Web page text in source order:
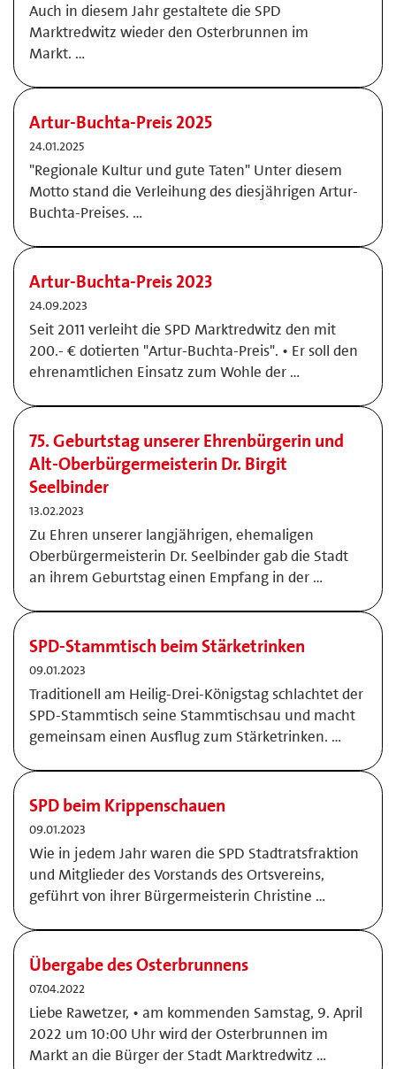
Auch in diesem Jahr gestaltete die SPD
Marktredwitz wieder den Osterbrunnen im
Markt. …
Artur-Buchta-Preis 2025
24.01.2025
"Regionale Kultur und gute Taten" Unter diesem
Motto stand die Verleihung des diesjährigen Artur-
Buchta-Preises. …
Artur-Buchta-Preis 2023
24.09.2023
Seit 2011 verleiht die SPD Marktredwitz den mit
200.- € dotierten "Artur-Buchta-Preis". • Er soll den
ehrenamtlichen Einsatz zum Wohle der …
75. Geburtstag unserer Ehrenbürgerin und
Alt-Oberbürgermeisterin Dr. Birgit
Seelbinder
13.02.2023
Zu Ehren unserer langjährigen, ehemaligen
Oberbürgermeisterin Dr. Seelbinder gab die Stadt
an ihrem Geburtstag einen Empfang in der …
SPD-Stammtisch beim Stärketrinken
09.01.2023
Traditionell am Heilig-Drei-Königstag schlachtet der
SPD-Stammtisch seine Stammtischsau und macht
gemeinsam einen Ausflug zum Stärketrinken. …
SPD beim Krippenschauen
09.01.2023
Wie in jedem Jahr waren die SPD Stadtratsfraktion
und Mitglieder des Vorstands des Ortsvereins,
geführt von ihrer Bürgermeisterin Christine …
Übergabe des Osterbrunnens
07.04.2022
Liebe Rawetzer, • am kommenden Samstag, 9. April
2022 um 10:00 Uhr wird der Osterbrunnen im
Markt an die Bürger der Stadt Marktredwitz …